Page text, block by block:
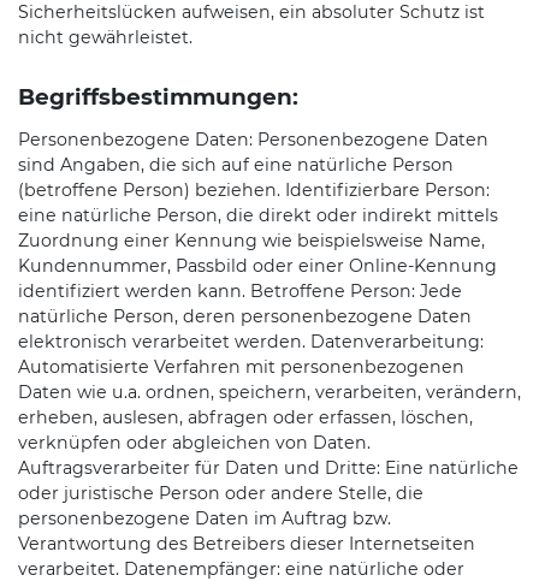
Sicherheitslücken aufweisen, ein absoluter Schutz ist
nicht gewährleistet.
Begriffsbestimmungen:
Personenbezogene Daten: Personenbezogene Daten
sind Angaben, die sich auf eine natürliche Person
(betroffene Person) beziehen. Identifizierbare Person:
eine natürliche Person, die direkt oder indirekt mittels
Zuordnung einer Kennung wie beispielsweise Name,
Kundennummer, Passbild oder einer Online-Kennung
identifiziert werden kann. Betroffene Person: Jede
natürliche Person, deren personenbezogene Daten
elektronisch verarbeitet werden. Datenverarbeitung:
Automatisierte Verfahren mit personenbezogenen
Daten wie u.a. ordnen, speichern, verarbeiten, verändern,
erheben, auslesen, abfragen oder erfassen, löschen,
verknüpfen oder abgleichen von Daten.
Auftragsverarbeiter für Daten und Dritte: Eine natürliche
oder juristische Person oder andere Stelle, die
personenbezogene Daten im Auftrag bzw.
Verantwortung des Betreibers dieser Internetseiten
verarbeitet. Datenempfänger: eine natürliche oder